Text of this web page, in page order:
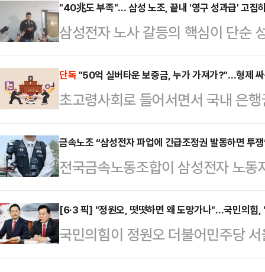
사와 주주, 국가 발전을 함께 고려
날 열리는 현대차그룹 양재사옥 로
홀'에 앞서 현대차그룹 양재사옥에
갈등과 관련한 대응 방향을 묻는 질
회사가 발전할 수 있고 주주들도 중
러 가지를 고려해서 판…
"40兆도 부족"… 삼성 노조, 끝내 '영구 성과급' 고집
삼성전자 노사 갈등의 핵심이 단순
조'로 옮겨가고 있다. 중앙노동위
실상 40조원에 달하는 특별보상 가
노조는 "제도화 없이는 의미 없다"
따르면 삼성전자 사측은 이날 노조
회사 측은 "중노위 사후조정 과정
대화를 요청했다. 앞서 중노위도
를 공식 요…
단독 "50억 실버타운 보증금, 누가 가져가?"…형제
초고령사회로 들어서면서 국내 은
언대용신탁'으로 사업 영역을 넓히
급화로 입주보증금이 수십억원대
융권 최초로 전용 상품을 출시할
한·하나·우리은행 등 주요 시중은
5조1836억원을 돌파했다.효력이
계약을 맺어 자산 승계 구도를 미리
로 늘어난 결과다.상속 …
금속노조 “삼성전자 파업에 긴급조정권 발동하면 투
전국금속노동조합이 삼성전자 노
발동할 경우 투쟁에 나서겠다고 경
부가 직권으로 파업중지권인 긴급
것”이라며 “노동3권을 난도질하는
조는 삼성전자 노조의 파업 가능성
[6·3 픽] "정원오, 떳떳하면 왜 도망가나"…국민의힘,
국민의힘이 정원오 더불어민주당
"유흥업소 여종업원 외박을 요구한